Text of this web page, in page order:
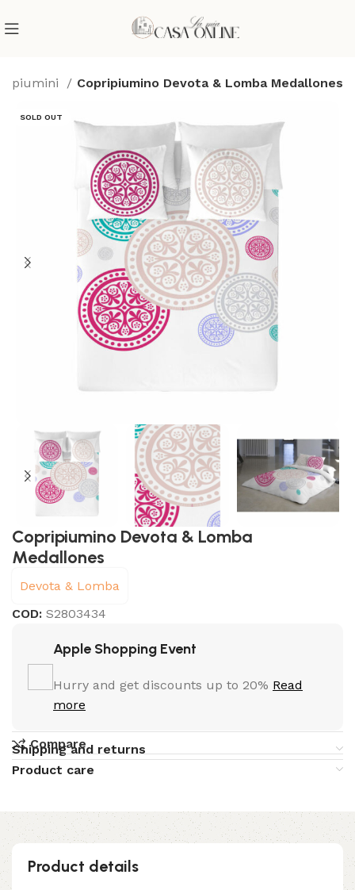
Copripiumino Devota & Lomba Medallones
SOLD OUT
Copripiumino Devota & Lomba
Medallones
Devota & Lomba
COD:S2803434
Apple Shopping Event
Hurry and get discounts up to 20% Read
more
Compare
Shipping and returns
Product care
Product details